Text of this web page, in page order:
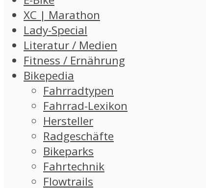
XC | Marathon
Lady-Special
Literatur / Medien
Fitness / Ernährung
Bikepedia
Fahrradtypen
Fahrrad-Lexikon
Hersteller
Radgeschäfte
Bikeparks
Fahrtechnik
Flowtrails